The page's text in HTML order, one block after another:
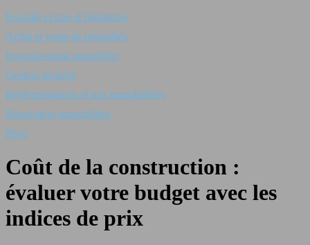
Fiscalité et taxe d’habitation
Achat et vente de propriétés
Investissement immobilier
Gestion locative
Réglementations et lois immobilières
Rénovation immobilière
Blog
Coût de la construction :
évaluer votre budget avec les
indices de prix